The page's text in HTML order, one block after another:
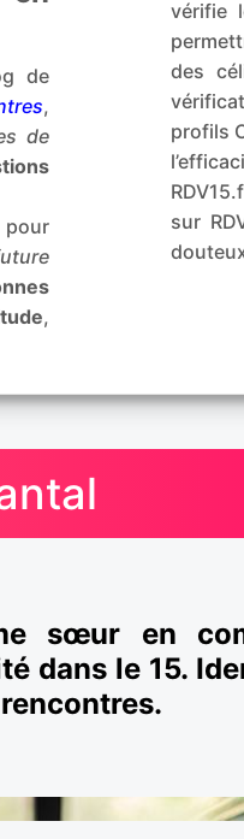
de
,
de
,
vérifie
des
profils
sur
sœur en
dans le 15.